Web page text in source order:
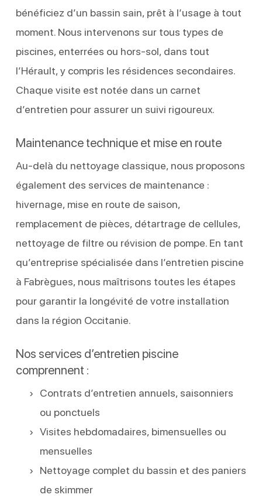
bénéficiez d’un bassin sain, prêt à l’usage à tout
moment. Nous intervenons sur tous types de
piscines, enterrées ou hors-sol, dans tout
l’Hérault, y compris les résidences secondaires.
Chaque visite est notée dans un carnet
d’entretien pour assurer un suivi rigoureux.
Maintenance technique et mise en route
Au-delà du nettoyage classique, nous proposons
également des services de maintenance :
hivernage, mise en route de saison,
remplacement de pièces, détartrage de cellules,
nettoyage de filtre ou révision de pompe. En tant
qu’entreprise spécialisée dans l’entretien piscine
à Fabrègues, nous maîtrisons toutes les étapes
pour garantir la longévité de votre installation
dans la région Occitanie.
Nos services d’entretien piscine
comprennent :
Contrats d’entretien annuels, saisonniers
ou ponctuels
Visites hebdomadaires, bimensuelles ou
mensuelles
Nettoyage complet du bassin et des paniers
de skimmer